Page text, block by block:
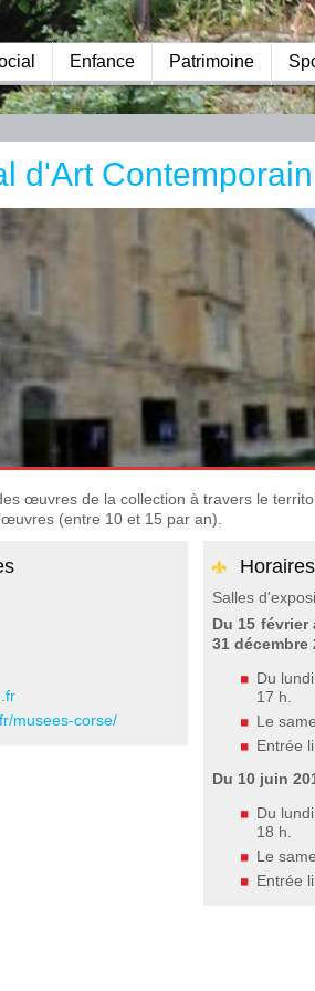
Enfance Patrimoine
d'Art
œuvres de la collection à travers le
(entre 10 et 15 par an).
musees-corse/
Salles
Du 15 février
31 décembre
Du
17 h.
Le
Entrée
Du 10 juin
Du
18 h.
Le
Entrée